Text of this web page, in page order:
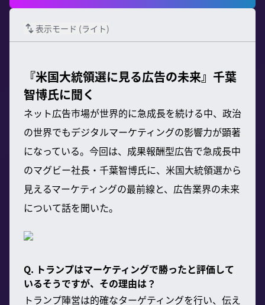
表示モード (ライト)
『米国大統領選に見る広告の未来』千葉
智博氏に聞く
ネット広告市場が世界的に急成長を続ける中、政治
の世界でもデジタルマーケティングの影響力が顕著
になっている。今回は、成果報酬型広告で急成長中
のマグビー社長・千葉智博氏に、米国大統領選から
見えるマーケティングの最前線と、広告業界の未来
について話を聞いた。
Q. トランプはマーケティングで勝ったと評価して
いるそうですが、その理由は？
トランプ陣営は的確なターゲティングを行い、伝え